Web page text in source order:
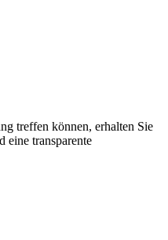
treffen können, erhalten Sie
eine transparente